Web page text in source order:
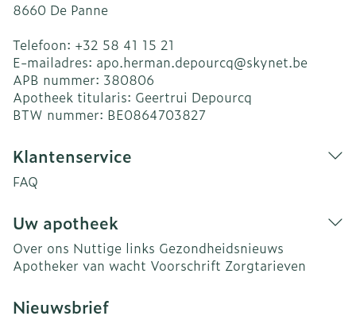
8660 De Panne
Telefoon: +32 58 41 15 21
E-mailadres: apo.herman.depourcq@skynet.be
APB nummer: 380806
Apotheek titularis: Geertrui Depourcq
BTW nummer: BE0864703827
Klantenservice
FAQ
Uw apotheek
Over ons Nuttige links Gezondheidsnieuws
Apotheker van wacht Voorschrift Zorgtarieven
Nieuwsbrief